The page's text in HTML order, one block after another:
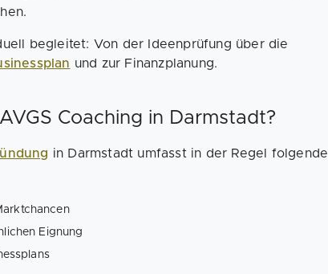
begleitet: Von der Ideenprüfung über die
und zur Finanzplanung.
Coaching in Darmstadt?
in Darmstadt umfasst in der Regel folgende
Eignung